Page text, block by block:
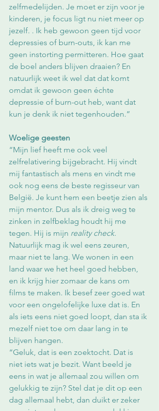
zelfmedelijden. Je moet er zijn voor je
kinderen, je focus ligt nu niet meer op
jezelf. . Ik heb gewoon geen tijd voor
depressies of burn-outs, ik kan me
geen instorting permitteren. Hoe gaat
de boel anders blijven draaien? En
natuurlijk weet ik wel dat dat komt
omdat ik gewoon geen échte
depressie of burn-out heb, want dat
kun je denk ik niet tegenhouden.”
Woelige geesten
“Mijn lief heeft me ook veel
zelfrelativering bijgebracht. Hij vindt
mij fantastisch als mens en vindt me
ook nog eens de beste regisseur van
België. Je kunt hem een beetje zien als
mijn mentor. Dus als ik dreig weg te
zinken in zelfbeklag houdt hij me
tegen. Hij is mijn reality check.
Natuurlijk mag ik wel eens zeuren,
maar niet te lang. We wonen in een
land waar we het heel goed hebben,
en ik krijg hier zomaar de kans om
films te maken. Ik besef zeer goed wat
voor een ongelofelijke luxe dat is. En
als iets eens niet goed loopt, dan sta ik
mezelf niet toe om daar lang in te
blijven hangen.
“Geluk, dat is een zoektocht. Dat is
niet iets wat je bezit. Want beeld je
eens in wat je allemaal zou willen om
gelukkig te zijn? Stel dat je dit op een
dag allemaal hebt, dan duikt er zeker